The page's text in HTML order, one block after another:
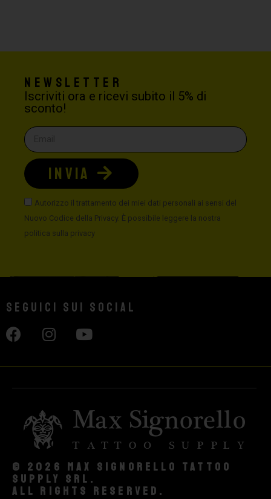
Newsletter
Iscriviti ora e ricevi subito il 5% di
sconto!
Autorizzo il trattamento dei miei dati personali ai sensi del
Nuovo Codice della Privacy. È possibile leggere la nostra
politica sulla privacy
INVIA
Seguici sui social
© 2026 Max Signorello Tattoo
supply srl.
All rights reserved.